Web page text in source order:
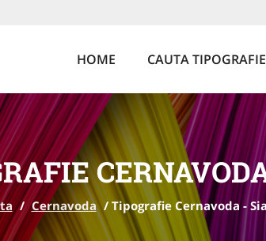
HOME CAUTA TIPOGRAFIE
/ Cernavoda / Tipografie Cernavoda -